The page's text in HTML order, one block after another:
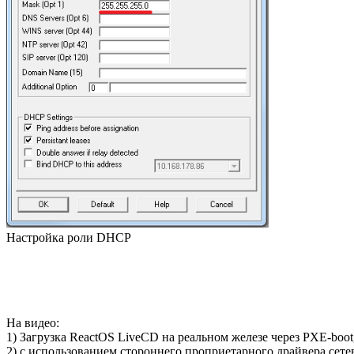
Настройка роли DHCP
На видео:
1) Загрузка ReactOS LiveCD на реальном железе через PXE-